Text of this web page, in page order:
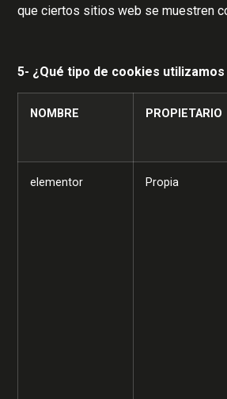
que ciertos sitios web se muestren
5- ¿Qué tipo de cookies
NOMBRE PROPIETARIO
elementor Propia